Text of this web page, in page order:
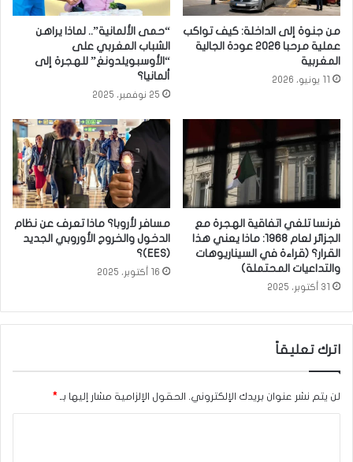
من جنوة إلى الداخلة: كيف تواكب
عملية مرحبا 2026 عودة الجالية
المغربية
11 يونيو، 2026
“حمى الألمانية”.. لماذا يراهن
الشباب المغربي على
“الأوسبويلدونغ” للهجرة إلى
ألمانيا؟
25 نوفمبر، 2025
فرنسا تلغي اتفاقية الهجرة مع
الجزائر لعام 1968: ماذا يعني هذا
القرار؟ (قراءة في السيناريوهات
والتداعيات المحتملة)
31 أكتوبر، 2025
مسافر لأروبا؟ ماذا تعرف عن نظام
الدخول والخروج الأوروبي الجديد
(EES)؟
16 أكتوبر، 2025
اترك تعليقاً
لن يتم نشر عنوان بريدك الإلكتروني. الحقول الإلزامية مشار إليها بـ *